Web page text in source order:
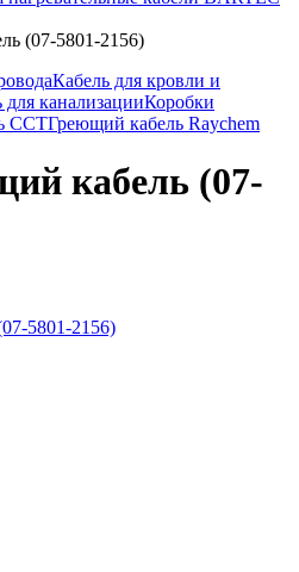
(07-5801-2156)
Кабель для кровли и
канализацииКоробки
ССТГреющий кабель Raychem
кабель (07-